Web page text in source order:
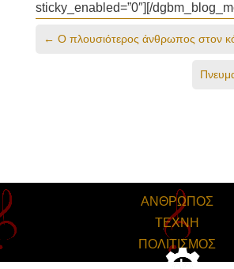
sticky_enabled=”0″][/
← Ο πλουσιότερος άνθρωπος στον
ΑΝΘΡΩΠΟΣ
ΤΕΧΝΗ
ΠΟΛΙΤΙΣΜΟΣ